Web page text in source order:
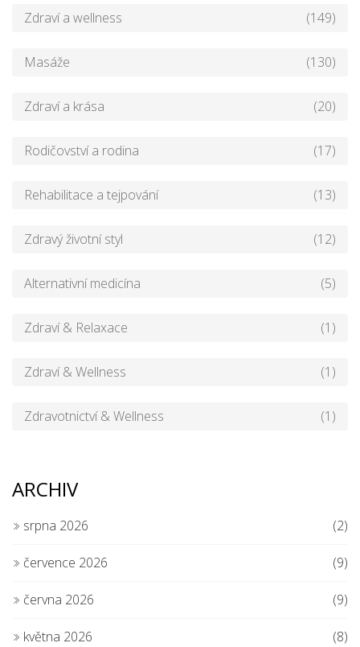
Zdraví a wellness (149)
Masáže (130)
Zdraví a krása (20)
Rodičovství a rodina (17)
Rehabilitace a tejpování (13)
Zdravý životní styl (12)
Alternativní medicína (5)
Zdraví & Relaxace (1)
Zdraví & Wellness (1)
Zdravotnictví & Wellness (1)
ARCHIV
srpna 2026 (2)
července 2026 (9)
června 2026 (9)
května 2026 (8)